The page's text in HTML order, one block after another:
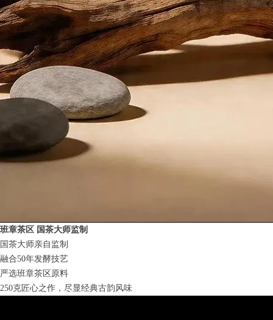
班章茶区 国茶大师监制
国茶大师亲自监制
融合50年发酵技艺
严选班章茶区原料
250克匠心之作，尽显经典古韵风味